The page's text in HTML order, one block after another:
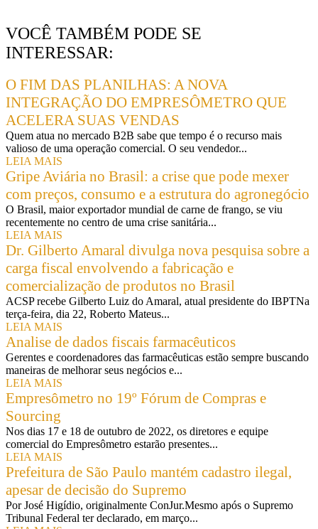
VOCÊ TAMBÉM PODE SE
INTERESSAR:
O FIM DAS PLANILHAS: A NOVA
INTEGRAÇÃO DO EMPRESÔMETRO QUE
ACELERA SUAS VENDAS
Quem atua no mercado B2B sabe que tempo é o recurso mais
valioso de uma operação comercial. O seu vendedor...
LEIA MAIS
Gripe Aviária no Brasil: a crise que pode mexer
com preços, consumo e a estrutura do agronegócio
O Brasil, maior exportador mundial de carne de frango, se viu
recentemente no centro de uma crise sanitária...
LEIA MAIS
Dr. Gilberto Amaral divulga nova pesquisa sobre a
carga fiscal envolvendo a fabricação e
comercialização de produtos no Brasil
ACSP recebe Gilberto Luiz do Amaral, atual presidente do IBPTNa
terça-feira, dia 22, Roberto Mateus...
LEIA MAIS
Analise de dados fiscais farmacêuticos
Gerentes e coordenadores das farmacêuticas estão sempre buscando
maneiras de melhorar seus negócios e...
LEIA MAIS
Empresômetro no 19º Fórum de Compras e
Sourcing
Nos dias 17 e 18 de outubro de 2022, os diretores e equipe
comercial do Empresômetro estarão presentes...
LEIA MAIS
Prefeitura de São Paulo mantém cadastro ilegal,
apesar de decisão do Supremo
Por José Higídio, originalmente ConJur.Mesmo após o Supremo
Tribunal Federal ter declarado, em março...